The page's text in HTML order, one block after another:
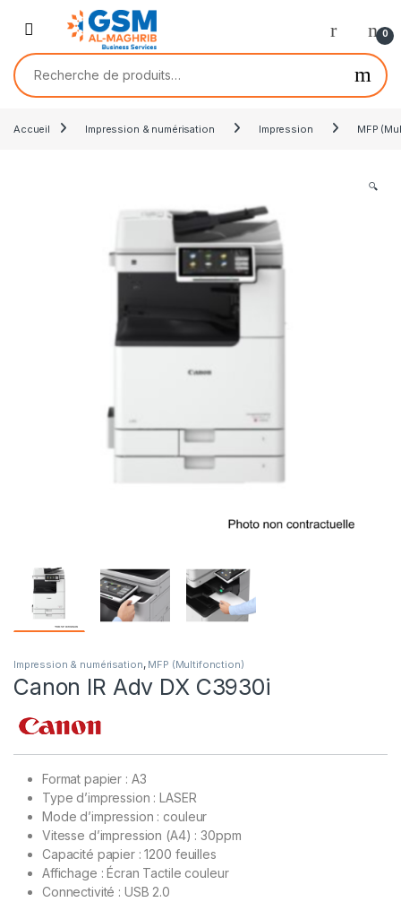
0
Accueil Impression & numérisation Impression MFP
🔍
Impression & numérisation, MFP (Multifonction)
Canon IR Adv DX C3930i
Format papier : A3
Type d’impression : LASER
Mode d’impression : couleur
Vitesse d’impression (A4) : 30ppm
Capacité papier : 1200 feuilles
Affichage : Écran Tactile couleur
Connectivité : USB 2.0